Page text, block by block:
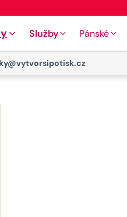
Služby Pánské